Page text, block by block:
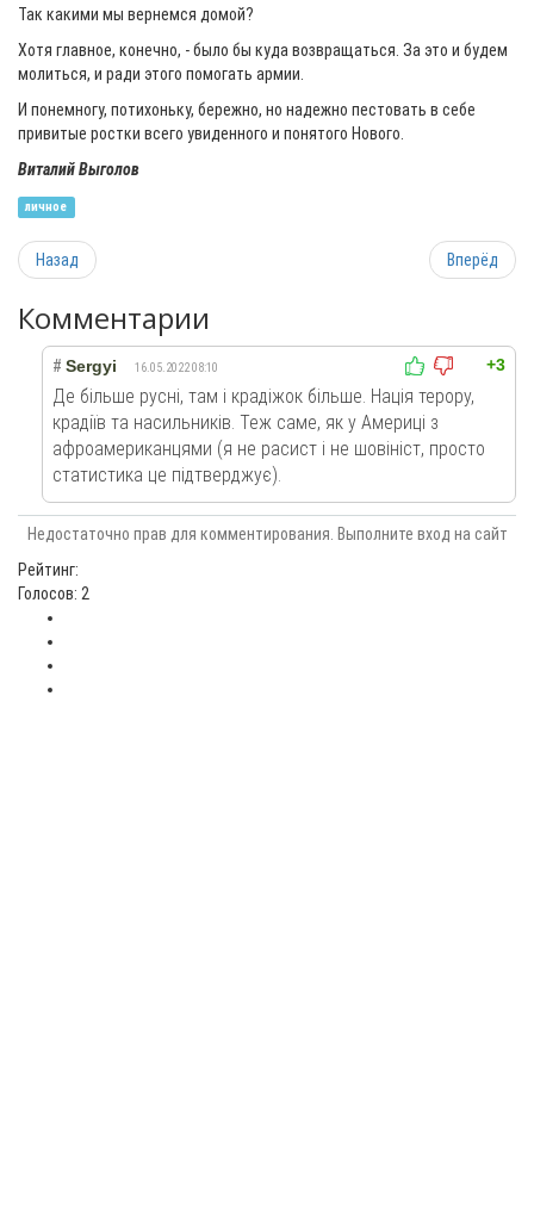
Так какими мы вернемся домой?
Хотя главное, конечно, - было бы куда возвращаться. За это и будем
молиться, и ради этого помогать армии.
И понемногу, потихоньку, бережно, но надежно пестовать в себе
привитые ростки всего увиденного и понятого Нового.
Виталий Выголов
личное
Назад Вперёд
Комментарии
+3
# Sergyi 16.05.2022 08:10
Де більше русні, там і крадіжок більше. Нація терору,
крадіїв та насильників. Теж саме, як у Америці з
афроамериканцями (я не расист і не шовініст, просто
статистика це підтверджує).
Недостаточно прав для комментирования. Выполните вход на сайт
Рейтинг:
Голосов: 2